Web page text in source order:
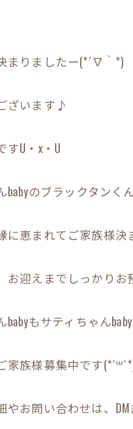
まりましたー(*´∇｀*)
ざいます♪
すU・x・U
babyのブラックタンく
に恵まれてご家族様
お迎えまでしっかりお
babyもサティちゃん
家族様募集中です
やお問い合わせは、